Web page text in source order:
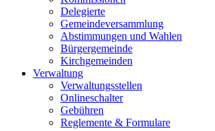
Delegierte
Gemeindeversammlung
Abstimmungen und Wahlen
Bürgergemeinde
Kirchgemeinden
Verwaltung
Verwaltungsstellen
Onlineschalter
Gebühren
Reglemente & Formulare